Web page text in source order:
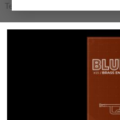
Temps de lecture: 1 min